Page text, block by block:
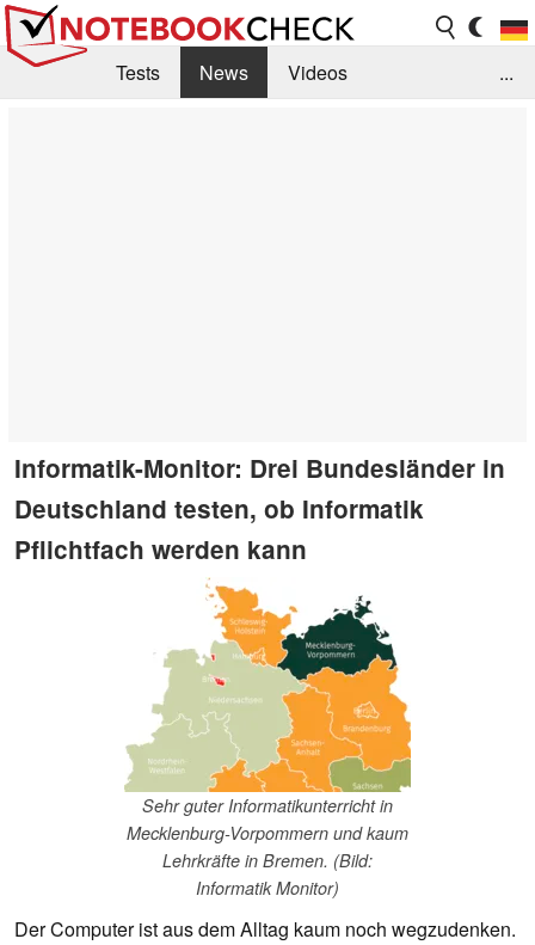
Tests News
Videos
...
Informatik-Monitor: Drei Bundesländer in
Deutschland testen, ob Informatik
Pflichtfach werden kann
Sehr guter Informatikunterricht in
Mecklenburg-Vorpommern und kaum
Lehrkräfte in Bremen. (Bild:
Informatik Monitor)
Der Computer ist aus dem Alltag kaum noch wegzudenken.